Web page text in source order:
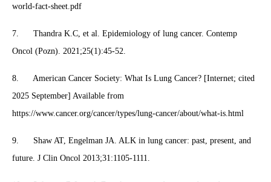
world-fact-sheet.pdf
7. Thandra K.C, et al. Epidemiology of lung cancer. Contemp
Oncol (Pozn). 2021;25(1):45-52.
8. American Cancer Society: What Is Lung Cancer? [Internet; cited
2025 September] Available from
https://www.cancer.org/cancer/types/lung-cancer/about/what-is.html
9. Shaw AT, Engelman JA. ALK in lung cancer: past, present, and
future. J Clin Oncol 2013;31:1105-1111.